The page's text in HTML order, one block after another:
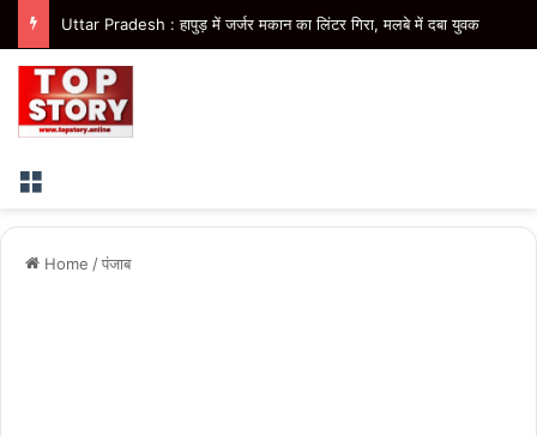
Uttar Pradesh : हापुड़ में जर्जर मकान का लिंटर गिरा, मलबे में दबा युवक
Menu
Home /पंजाब